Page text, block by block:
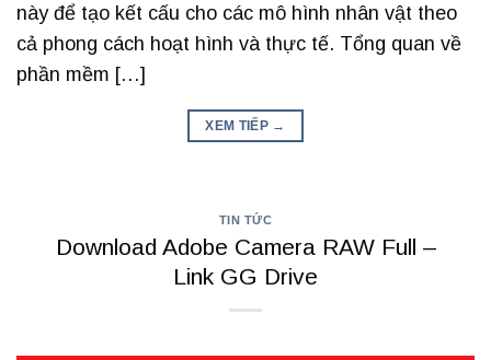
này để tạo kết cấu cho các mô hình nhân vật theo
cả phong cách hoạt hình và thực tế. Tổng quan về
phần mềm […]
XEM TIẾP →
TIN TỨC
Download Adobe Camera RAW Full –
Link GG Drive